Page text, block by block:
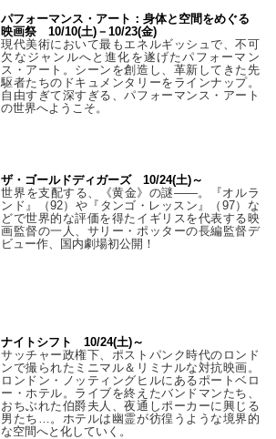
パフォーマンス・アート：身体と空間をめぐる
映画祭 10/10(土)－10/23(金)
現代美術において最もエネルギッシュで、不可
欠なジャンルへと進化を遂げたパフォーマン
ス・アート。シーンを創造し、革新してきた先
駆者たちのドキュメンタリーをラインナップ。
自由すぎて深すぎる、パフォーマンス・アート
の世界へようこそ。
ザ・ゴールドディガーズ 10/24(土)～
世界を支配する、《黄金》の謎――。『オルラ
ンド』（92）や『タンゴ・レッスン』（97）な
どで世界的な評価を得たイギリスを代表する映
画監督の一人、サリー・ポッターの長編監督デ
ビュー作、国内劇場初公開！
ナイトシフト 10/24(土)～
サッチャー政権下、ポストパンク時代のロンド
ンで撮られたミニマル＆リミナルな対抗映画。
ロンドン・ノッティングヒルにあるポートベロ
ー・ホテル。ライブを終えたバンドマンたち、
おちぶれた伯爵夫人、夜通しポーカーに興じる
男たち…。ホテルは幽霊が彷徨うような境界的
な空間へと化していく。